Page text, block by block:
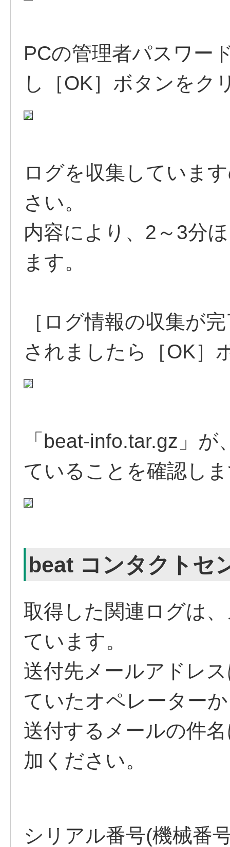
PCの管理者パスワー
し［OK］ボタンをク
ログを収集していま
さい。
内容により、2～3分
ます。
［ログ情報の収集が
されましたら［OK］
「beat-info.tar.gz」
ていることを確認し
beat コンタクトセ
取得した関連ログは
ています。
送付先メールアドレ
ていたオペレーター
送付するメールの件
加ください。
シリアル番号(機械番